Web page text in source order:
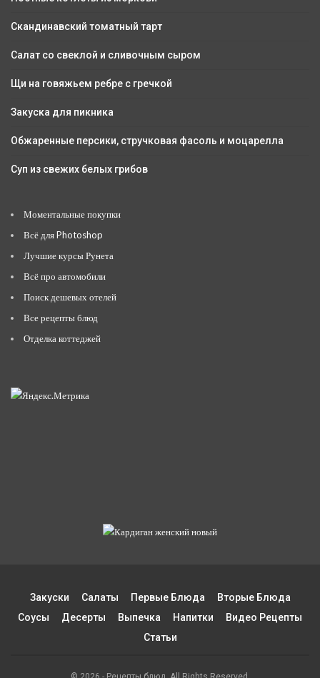
Скандинавский томатный тарт
Салат со свеклой и сливочным сыром
Щи на говяжьем ребре с гречкой
Закуска для пикника
Обжаренные персики, стручковая фасоль и моцарелла
Суп из свежих белых грибов
Моментальные покупки
Всё для Photoshop
Лучшие курсы Рунета
Всё про автомобили
Поиск дешевых отелей
Все рецепты блюд
Отделка коттеджей
Закуски Салаты Первые Блюда
Вторые Блюда
Соусы
Десерты Выпечка Напитки
Видео Рецепты
Статьи